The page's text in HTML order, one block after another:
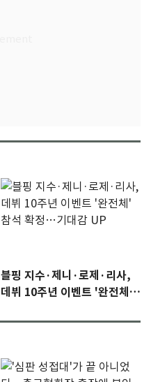
블핑 지수·제니·로제·리사,
데뷔 10주년 이벤트 '완전체'